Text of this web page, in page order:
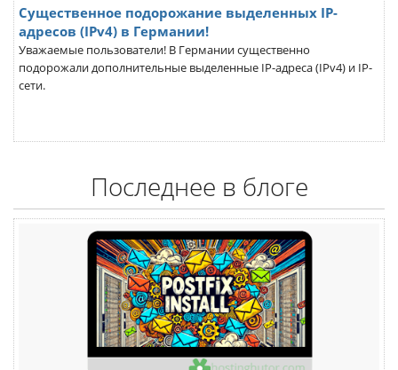
Существенное подорожание выделенных IP-
адресов (IPv4) в Германии!
Уважаемые пользователи! В Германии существенно
подорожали дополнительные выделенные IP-адреса (IPv4) и IP-
сети.
Последнее в блоге